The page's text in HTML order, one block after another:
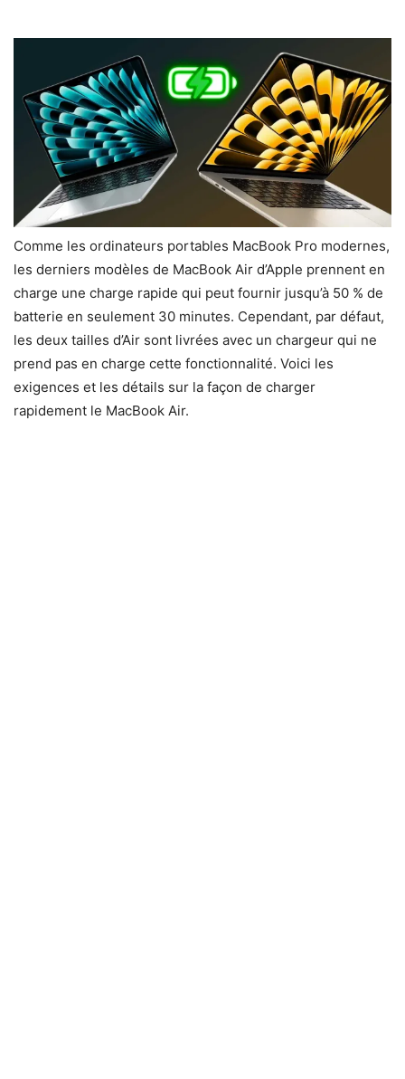
Comme les ordinateurs portables MacBook Pro modernes,
les derniers modèles de MacBook Air d’Apple prennent en
charge une charge rapide qui peut fournir jusqu’à 50 % de
batterie en seulement 30 minutes. Cependant, par défaut,
les deux tailles d’Air sont livrées avec un chargeur qui ne
prend pas en charge cette fonctionnalité. Voici les
exigences et les détails sur la façon de charger
rapidement le MacBook Air.